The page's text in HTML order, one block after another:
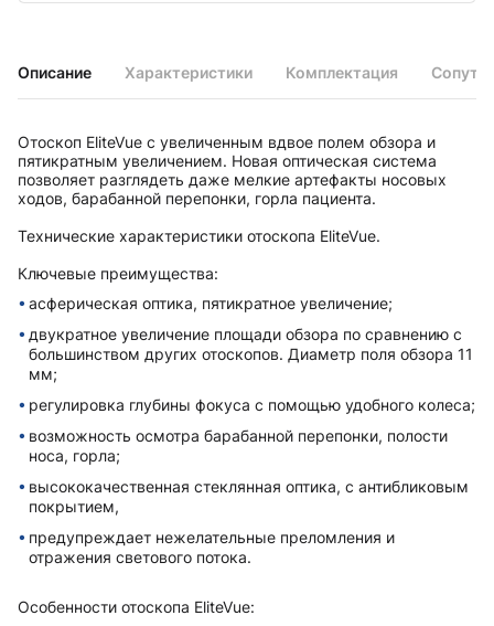
Описание Характеристики Комплектация
Отоскоп EliteVue с увеличенным вдвое полем обзора и
пятикратным увеличением. Новая оптическая система
позволяет разглядеть даже мелкие артефакты носовых
ходов, барабанной перепонки, горла пациента.
Технические характеристики отоскопа EliteVue.
Ключевые преимущества:
асферическая оптика, пятикратное увеличение;
двукратное увеличение площади обзора по сравнению с
большинством других отоскопов. Диаметр поля обзора 11
мм;
регулировка глубины фокуса с помощью удобного колеса;
возможность осмотра барабанной перепонки, полости
носа, горла;
высококачественная стеклянная оптика, с антибликовым
покрытием,
предупреждает нежелательные преломления и
отражения светового потока.
Особенности отоскопа EliteVue: